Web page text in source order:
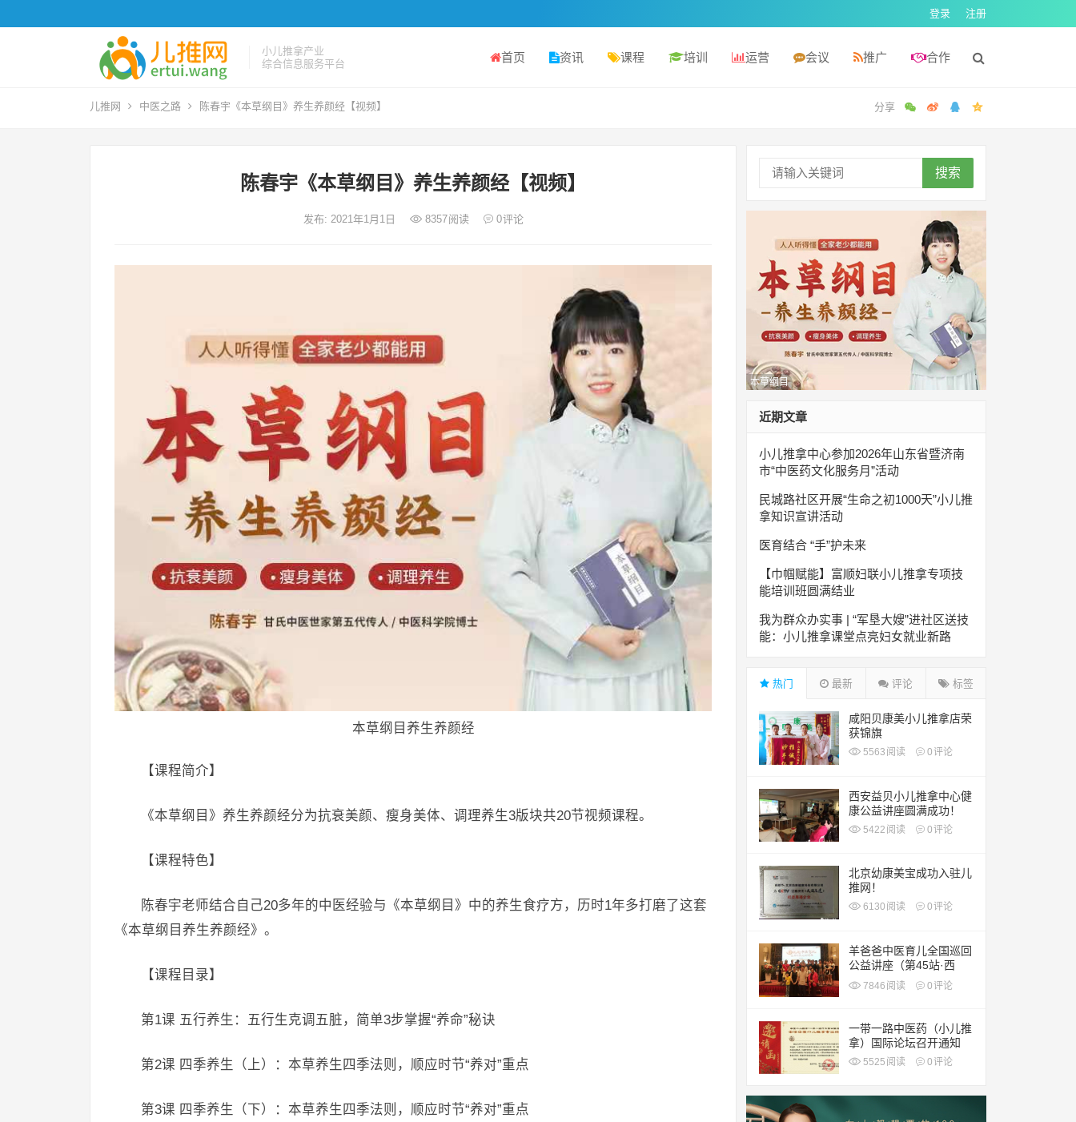
登录 注册
小儿推拿产业
综合信息服务平台
首页 资讯 课程 培训 运营 会议 推广 合作
儿推网 中医之路 陈春宇《本草纲目》养生养颜经【视频】
陈春宇《本草纲目》养生养颜经【视频】
发布: 2021年1月1日 8357阅读 0评论
本草纲目养生养颜经
【课程简介】
《本草纲目》养生养颜经分为抗衰美颜、瘦身美体、调理养生3版块共20节视频课程。
【课程特色】
陈春宇老师结合自己20多年的中医经验与《本草纲目》中的养生食疗方，历时1年多打磨了这套
《本草纲目养生养颜经》。
【课程目录】
第1课 五行养生：五行生克调五脏，简单3步掌握“养命”秘诀
第2课 四季养生（上）：本草养生四季法则，顺应时节“养对”重点
第3课 四季养生（下）：本草养生四季法则，顺应时节“养对”重点
搜索
本草纲目
近期文章
小儿推拿中心参加2026年山东省暨济南
市“中医药文化服务月”活动
民城路社区开展“生命之初1000天”小儿推
拿知识宣讲活动
医育结合 “手”护未来
【巾帼赋能】富顺妇联小儿推拿专项技
能培训班圆满结业
我为群众办实事 | “军垦大嫂”进社区送技
能：小儿推拿课堂点亮妇女就业新路
热门 最新 评论 标签
咸阳贝康美小儿推拿店荣
获锦旗
5563 阅读 0评论
西安益贝小儿推拿中心健
康公益讲座圆满成功！
5422 阅读 0评论
北京幼康美宝成功入驻儿
推网！
6130 阅读 0评论
羊爸爸中医育儿全国巡回
公益讲座（第45站·西
安）7846 阅读 0评论
一带一路中医药（小儿推
拿）国际论坛召开通知
5525 阅读 0评论